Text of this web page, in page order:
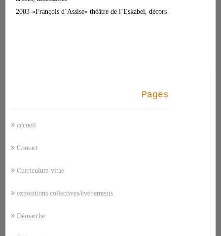
2003-«François d’Assise» théâtre de l’Eskabel, décors
Pages
accueil
Contact
Curriculum vitae
expositions collectives/événements
Démarche